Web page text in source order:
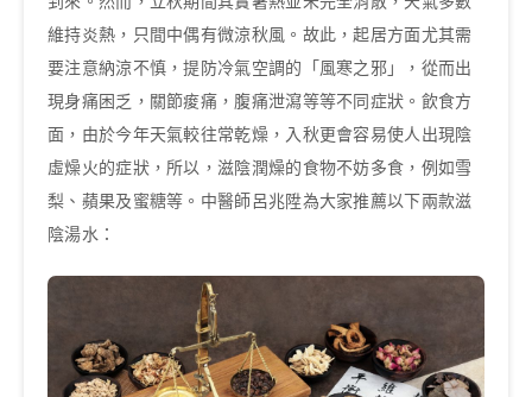
維持炎熱，只間中偶有微涼秋風。故此，起居方面尤其需
要注意納涼不慎，提防冷氣空調的「風寒之邪」，從而出
現身痛困乏，關節痠痛，腹痛泄瀉等等不同症狀。飲食方
面，由於今年天氣較往常乾燥，入秋更會容易使人出現陰
虛燥火的症狀，所以，滋陰潤燥的食物不妨多食，例如雪
梨、蘋果及蜜糖等。中醫師呂兆陞為大家推薦以下兩款滋
陰湯水：